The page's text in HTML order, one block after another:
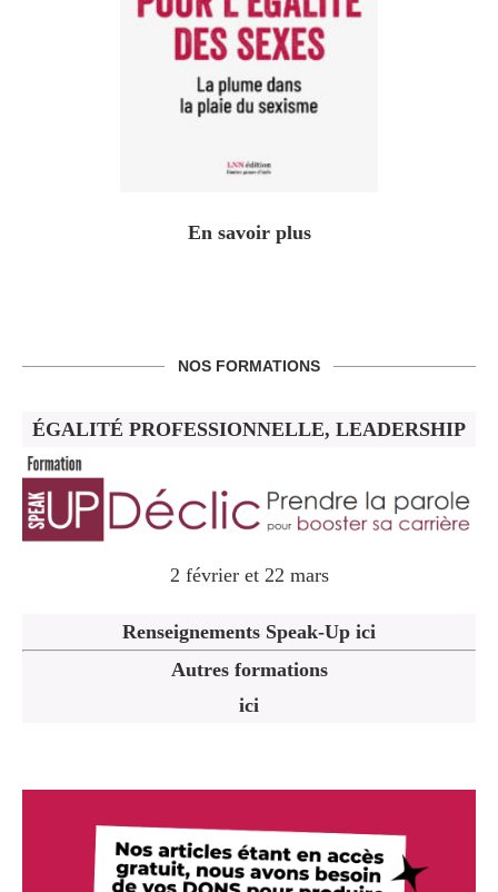
En savoir plus
NOS FORMATIONS
ÉGALITÉ PROFESSIONNELLE, LEADERSHIP
2 février et 22 mars
Renseignements Speak-Up ici
Autres formations
ici